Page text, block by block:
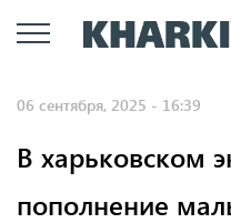
06 сентября, 2025 - 16:39
В харьковском
пополнение